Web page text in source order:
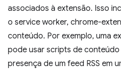
associados à extensão. Isso
o service worker, chrome-
conteúdo. Por exemplo, uma
pode usar scripts de
presença de um feed RSS em